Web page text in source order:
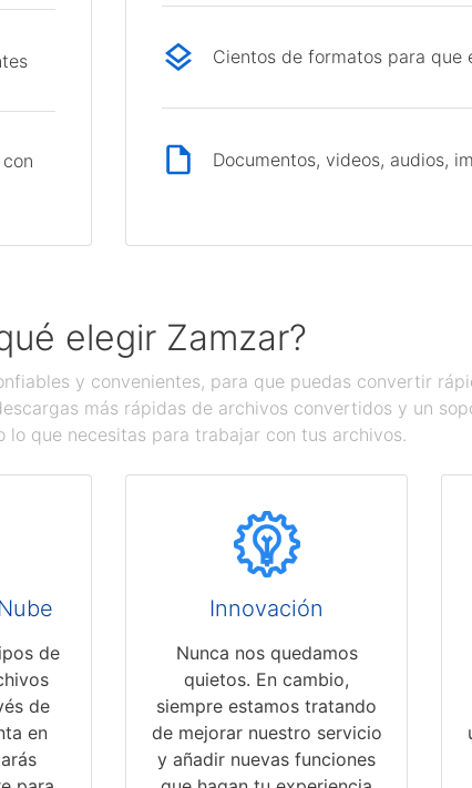
Cientos de formatos para que
Documentos, videos, audios,
elegir Zamzar?
y convenientes, para que puedas convertir
más rápidas de archivos convertidos y un
lo que necesitas para trabajar con tus archivos.
de
de
en
Innovación
Nunca nos quedamos
quietos. En cambio,
siempre estamos tratando
de mejorar nuestro servicio
y añadir nuevas funciones